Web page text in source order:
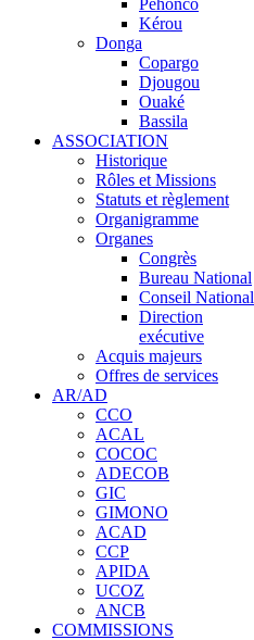
Péhonco
Kérou
Donga
Copargo
Djougou
Ouaké
Bassila
ASSOCIATION
Historique
Rôles et Missions
Statuts et règlement
Organigramme
Organes
Congrès
Bureau National
Conseil National
Direction
exécutive
Acquis majeurs
Offres de services
AR/AD
CCO
ACAL
COCOC
ADECOB
GIC
GIMONO
ACAD
CCP
APIDA
UCOZ
ANCB
COMMISSIONS